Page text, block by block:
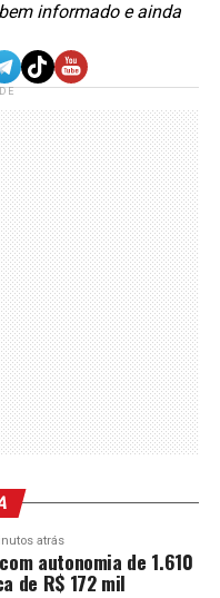
informado e ainda
atrás
autonomia de 1.610
de R$ 172 mil